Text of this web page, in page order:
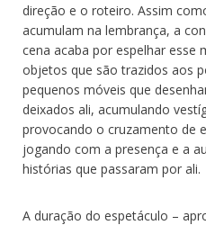
direção e o roteiro. Assim
acumulam na lembrança, a
cena acaba por espelhar esse
objetos que são trazidos aos
pequenos móveis que
deixados ali, acumulando
provocando o cruzamento de
jogando com a presença e a
histórias que passaram por ali.
A duração do espetáculo –